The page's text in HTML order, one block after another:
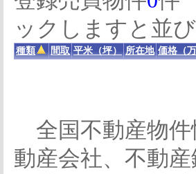
ックしますと並
種類 間取 平米（坪） 所在地 価格（万
全国不動産物件
動産会社、不動